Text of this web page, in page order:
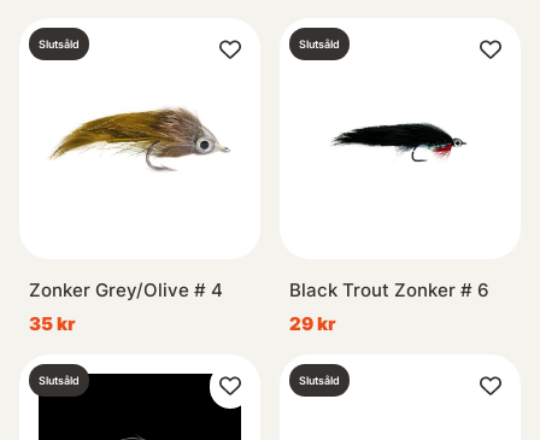
Slutsåld
Zonker Grey/Olive # 4
35 kr
Slutsåld
Black Trout Zonker # 6
29 kr
Slutsåld Slutsåld